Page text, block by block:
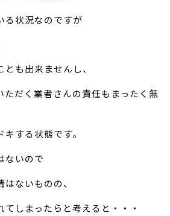
る状況なのですが
も出来ませんし、
ただく業者さんの責任もまったく無
する状態です。
ないので
ないものの、
しまったらと考えると・・・